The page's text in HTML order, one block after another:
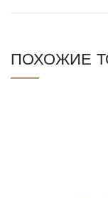
ПОХОЖИЕ